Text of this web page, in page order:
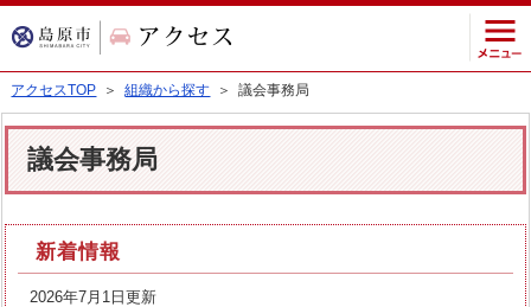
アクセスTOP ＞組織から探す ＞ 議会事務局
議会事務局
新着情報
2026年7月1日更新